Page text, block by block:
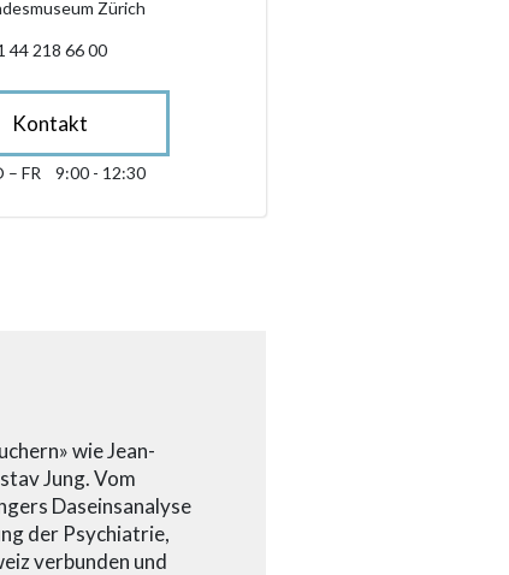
Zürich
44 218 66 00
Kontakt
only.opening_hours
bis Freitag 09:00 - 12:30
– FR 9:00 - 12:30
wie Jean-
Jung. Vom
Daseinsanalyse
der Psychiatrie,
verbunden und